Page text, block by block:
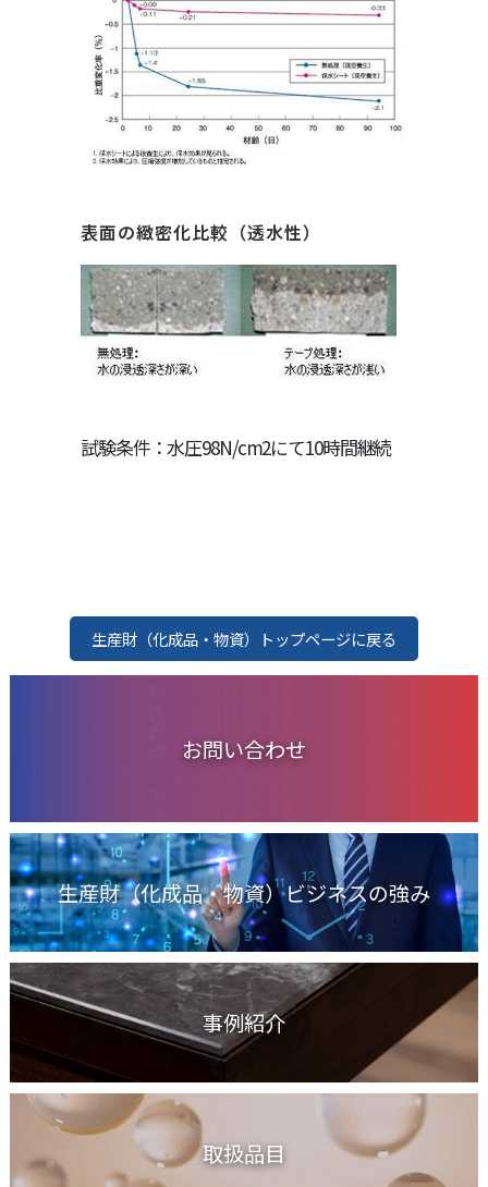
表面の緻密化比較（透水性）
試験条件：水圧98N/cm2にて10時間継続
生産財（化成品・物資）トップページに戻る
お問い合わせ
生産財（化成品・物資）ビジネスの強み
事例紹介
取扱品目